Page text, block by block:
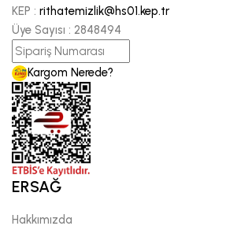
KEP : rithatemizlik@hs01.kep.tr
Üye Sayısı : 2848494
Kargom Nerede?
ERSAĞ
Hakkımızda